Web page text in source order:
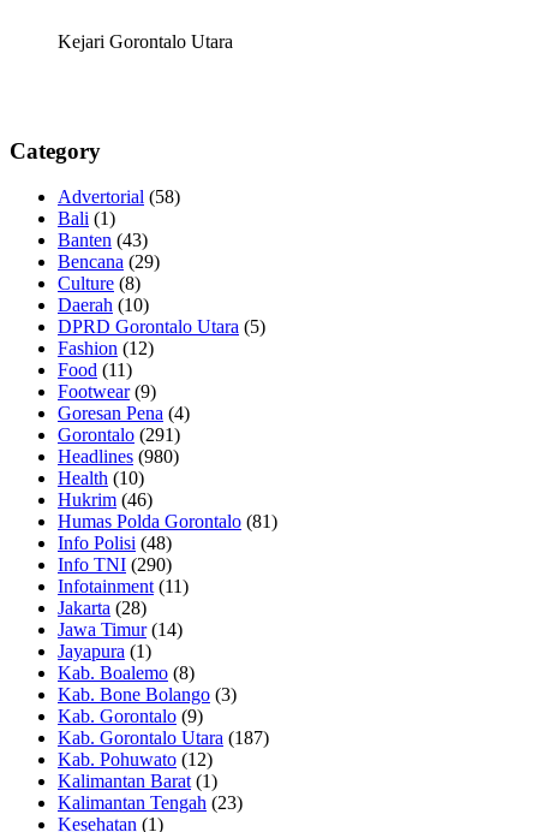
Kejari Gorontalo Utara
Category
Advertorial (58)
Bali (1)
Banten (43)
Bencana (29)
Culture (8)
Daerah (10)
DPRD Gorontalo Utara (5)
Fashion (12)
Food (11)
Footwear(9)
Goresan Pena (4)
Gorontalo (291)
Headlines (980)
Health (10)
Hukrim (46)
Humas Polda Gorontalo (81)
Info Polisi (48)
Info TNI (290)
Infotainment (11)
Jakarta (28)
Jawa Timur(14)
Jayapura (1)
Kab. Boalemo (8)
Kab. Bone Bolango (3)
Kab. Gorontalo (9)
Kab. Gorontalo Utara (187)
Kab. Pohuwato (12)
Kalimantan Barat (1)
Kalimantan Tengah (23)
Kesehatan (1)